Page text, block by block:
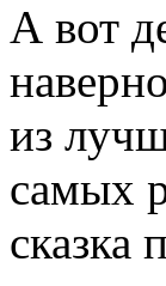
А вот
из
самых
сказка